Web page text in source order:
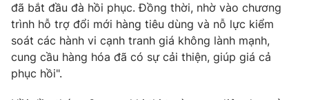
đã bắt đầu đà hồi phục. Đồng thời, nhờ vào chương
trình hỗ trợ đổi mới hàng tiêu dùng và nỗ lực kiểm
soát các hành vi cạnh tranh giá không lành mạnh,
cung cầu hàng hóa đã có sự cải thiện, giúp giá cả
phục hồi".